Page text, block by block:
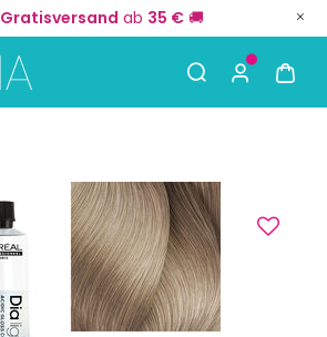
Gratisversand ab 35 € 🚚